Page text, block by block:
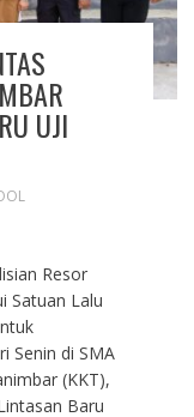
UJI
Resor
Satuan Lalu
Senin di SMA
(KKT),
Baru